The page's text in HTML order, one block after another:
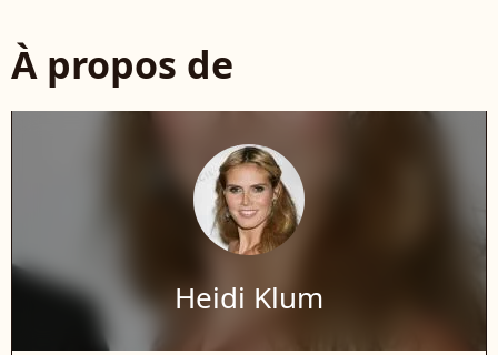
À propos de
Heidi Klum